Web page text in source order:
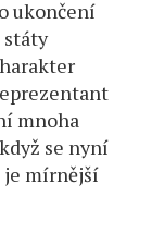
ukončení
státy
mnoha
se nyní
je mírnější